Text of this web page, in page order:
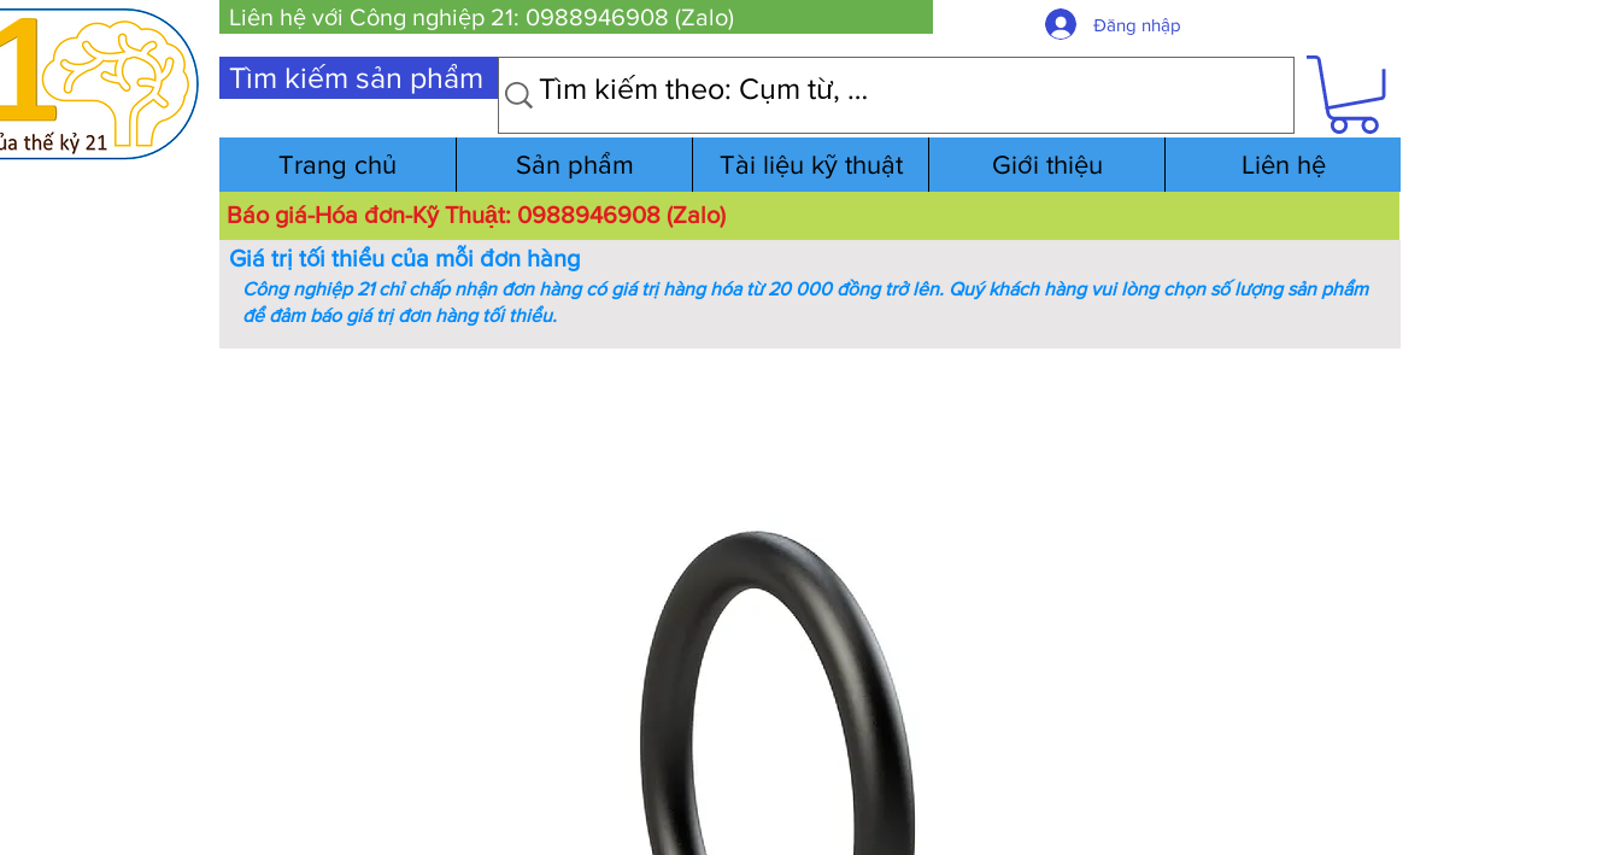
Liên hệ với Công nghiệp 21: 0988946908 (Zalo) Đăng nhập
Tìm kiếm sản phẩm
Trang chủ Sản phẩm Tài liệu kỹ thuật Giới thiệu Liên hệ
Báo giá-Hóa đơn-Kỹ Thuật: 0988946908 (Zalo)
Giá trị tối thiểu của mỗi đơn hàng
Công nghiệp 21 chỉ chấp nhận đơn hàng có giá trị hàng hóa từ 20 000 đồng trở lên. Quý khách hàng vui lòng chọn số lượng sản phẩm
để đảm báo giá trị đơn hàng tối thiểu.